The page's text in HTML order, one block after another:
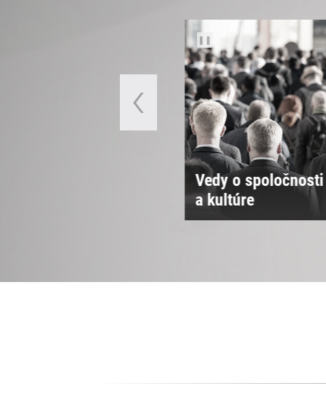
Vedy o spoločnosti
a kultúre